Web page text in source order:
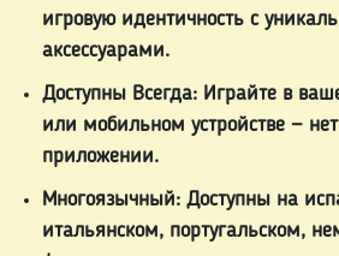
игровую идентичность с
аксессуарами.
Доступны Всегда: Играйте в
или мобильном устройстве —
приложении.
Многоязычный: Доступны на
итальянском, португальском,